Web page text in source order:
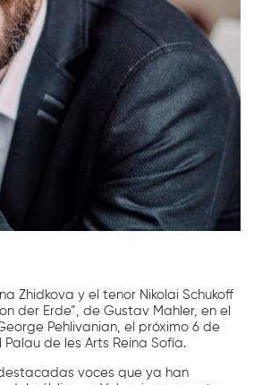
Zhidkova y el tenor Nikolai Schukoff
der Erde”, de Gustav Mahler, en el
Pehlivanian, el próximo 6 de
de les Arts Reina Sofía.
voces que ya han